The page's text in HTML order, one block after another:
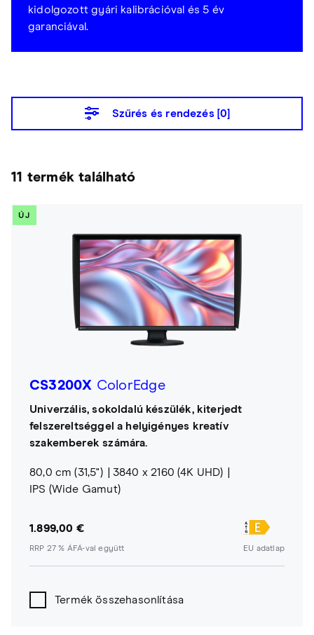
kidolgozott gyári kalibrációval és 5 év
garanciával.
Szűrés és rendezés [0]
11 termék található
ÚJ
CS3200X ColorEdge
Univerzális, sokoldalú készülék, kiterjedt
felszereltséggel a helyigényes kreatív
szakemberek számára.
80,0 cm (31,5")
3840 x 2160 (4K UHD)
IPS (Wide Gamut)
1.899,00 €
RRP 27 % ÁFÁ-val együtt EU adatlap
Termék összehasonlítása